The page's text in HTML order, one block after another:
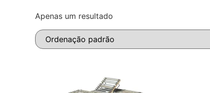
Apenas um resultado